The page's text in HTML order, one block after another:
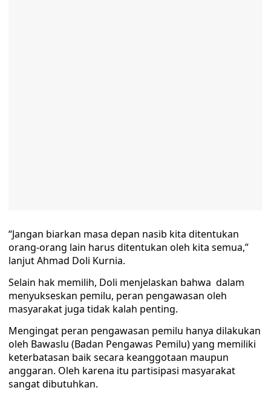
“Jangan biarkan masa depan nasib kita ditentukan
orang-orang lain harus ditentukan oleh kita semua,”
lanjut Ahmad Doli Kurnia.
Selain hak memilih, Doli menjelaskan bahwa dalam
menyukseskan pemilu, peran pengawasan oleh
masyarakat juga tidak kalah penting.
Mengingat peran pengawasan pemilu hanya dilakukan
oleh Bawaslu (Badan Pengawas Pemilu) yang memiliki
keterbatasan baik secara keanggotaan maupun
anggaran. Oleh karena itu partisipasi masyarakat
sangat dibutuhkan.